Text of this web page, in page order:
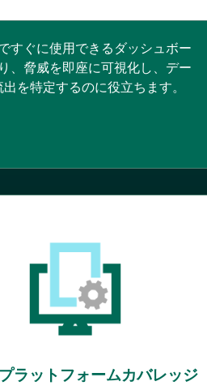
すぐに使用できるダッシュボー
、脅威を即座に可視化し、デー
を特定するのに役立ちます。
ラットフォームカバレッジ